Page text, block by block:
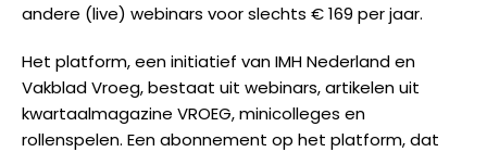
andere (live) webinars voor slechts € 169 per jaar.
Het platform, een initiatief van IMH Nederland en
Vakblad Vroeg, bestaat uit webinars, artikelen uit
kwartaalmagazine VROEG, minicolleges en
rollenspelen. Een abonnement op het platform, dat